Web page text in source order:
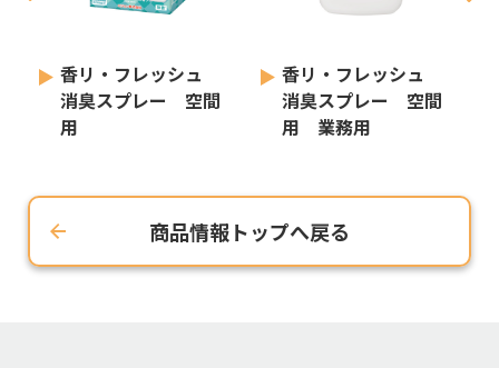
香リ・フレッシュ
消臭スプレー 空間
用
香リ・フレッシュ
消臭スプレー 空間
用 業務用
商品情報トップへ戻る